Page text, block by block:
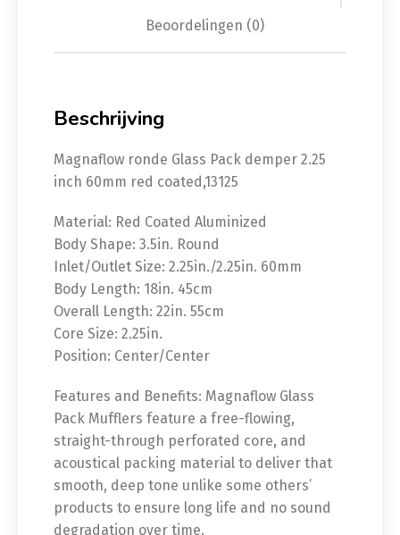
Beoordelingen (0)
Beschrijving
Magnaflow ronde Glass Pack demper 2.25
inch 60mm red coated,13125
Material: Red Coated Aluminized
Body Shape: 3.5in. Round
Inlet/Outlet Size: 2.25in./2.25in. 60mm
Body Length: 18in. 45cm
Overall Length: 22in. 55cm
Core Size: 2.25in.
Position: Center/Center
Features and Benefits: Magnaflow Glass
Pack Mufflers feature a free-flowing,
straight-through perforated core, and
acoustical packing material to deliver that
smooth, deep tone unlike some others’
products to ensure long life and no sound
degradation over time.